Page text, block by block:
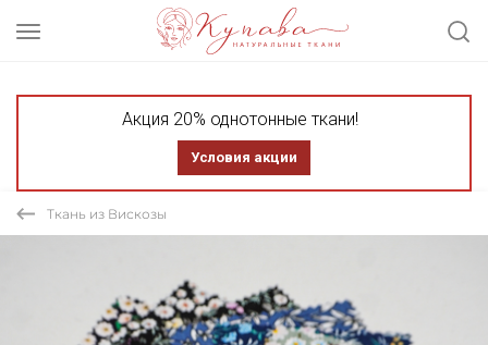
Акция 20% однотонные ткани!
Условия акции
Ткань из Вискозы